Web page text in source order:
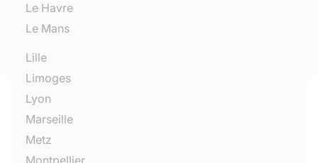
Le Havre
Le Mans
Lille
Limoges
Lyon
Marseille
Metz